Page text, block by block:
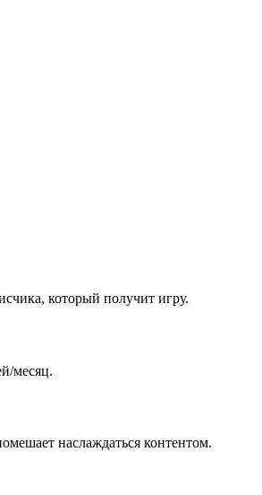
который получит игру.
месяц.
наслаждаться контентом.